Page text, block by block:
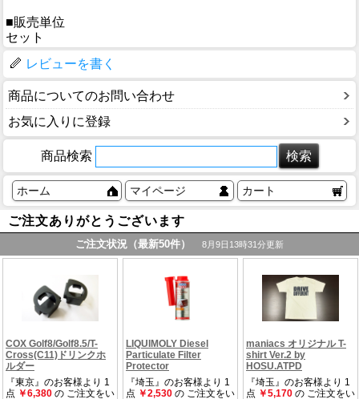
■販売単位
セット
レビューを書く
商品についてのお問い合わせ
お気に入りに登録
商品検索
ホーム マイページ カート
ご注文ありがとうございます